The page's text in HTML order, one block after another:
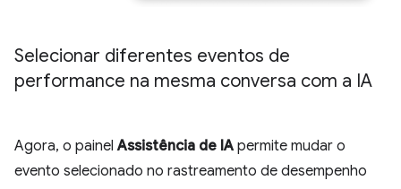
Selecionar diferentes eventos de
performance na mesma conversa com a IA
Agora, o painelAssistência de IA permite mudar o
evento selecionado no rastreamento de desempenho